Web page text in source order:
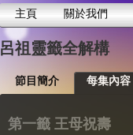
主頁 關於我們
呂祖靈籤全解構
節目簡介 每集內容
第一籤 王母祝壽